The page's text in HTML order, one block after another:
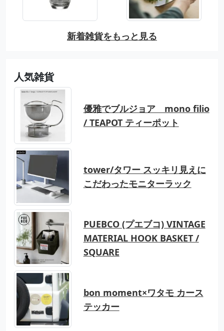
新着雑貨をもっと見る
人気雑貨
優雅でブルジョア mono filio
/ TEAPOT ティーポット
tower/タワー スッキリ見えに
こだわったモニターラック
PUEBCO (プエブコ) VINTAGE
MATERIAL HOOK BASKET /
SQUARE
bon moment×ワタモ カース
テッカー